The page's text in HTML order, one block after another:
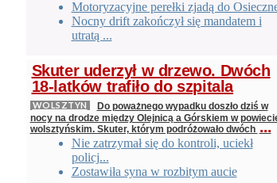
Motoryzacyjne perełki zjadą do
Nocny drift zakończył się mandatem i
utratą ...
Skuter uderzył w drzewo. Dwóch
18-latków trafiło do szpitala
WOLSZTYN
Do poważnego wypadku doszło dziś w
nocy na drodze między Olejnicą a Górskiem w
wolsztyńskim. Skuter, którym podróżowało dwóch ...
Nie zatrzymał się do kontroli, uciekł
policj...
Zostawiła syna w rozbitym aucie